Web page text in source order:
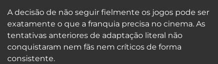
A decisão de não seguir fielmente os jogos pode ser
exatamente o que a franquia precisa no cinema. As
tentativas anteriores de adaptação literal não
conquistaram nem fãs nem críticos de forma
consistente.